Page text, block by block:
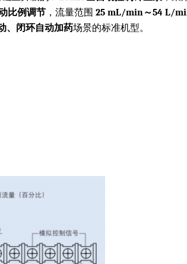
比例调节 ，流量范围25 mL/min～54 L/
、闭环自动加药场景的标准机型。